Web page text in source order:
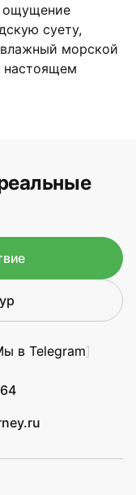
ощущение
суету,
морской
настоящем
в Telegram